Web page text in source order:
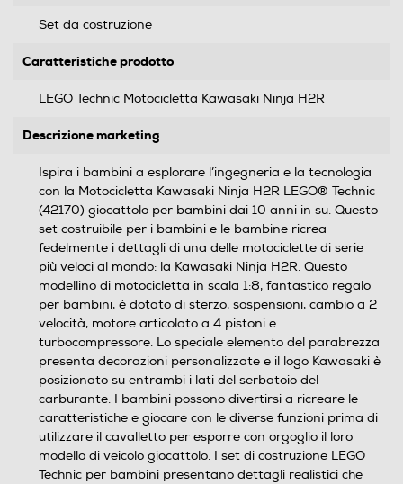
Set da costruzione
Caratteristiche prodotto
LEGO Technic Motocicletta Kawasaki Ninja H2R
Descrizione marketing
Ispira i bambini a esplorare l’ingegneria e la tecnologia
con la Motocicletta Kawasaki Ninja H2R LEGO® Technic
(42170) giocattolo per bambini dai 10 anni in su. Questo
set costruibile per i bambini e le bambine ricrea
fedelmente i dettagli di una delle motociclette di serie
più veloci al mondo: la Kawasaki Ninja H2R. Questo
modellino di motocicletta in scala 1:8, fantastico regalo
per bambini, è dotato di sterzo, sospensioni, cambio a 2
velocità, motore articolato a 4 pistoni e
turbocompressore. Lo speciale elemento del parabrezza
presenta decorazioni personalizzate e il logo Kawasaki è
posizionato su entrambi i lati del serbatoio del
carburante. I bambini possono divertirsi a ricreare le
caratteristiche e giocare con le diverse funzioni prima di
utilizzare il cavalletto per esporre con orgoglio il loro
modello di veicolo giocattolo. I set di costruzione LEGO
Technic per bambini presentano dettagli realistici che